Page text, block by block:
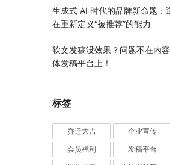
生成式 AI 时代的品牌新命题：
在重新定义“被推荐”的能力
软文发稿没效果？问题不在内
体发稿平台上！
标签
乔迁大吉 企业宣传
会员福利 发稿平台